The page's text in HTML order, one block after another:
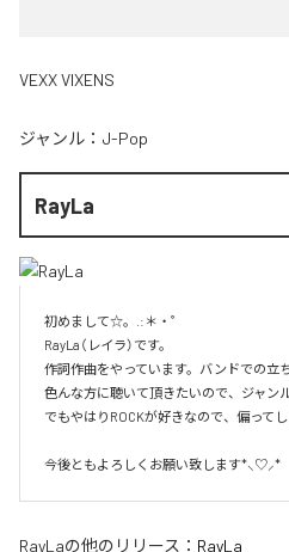
VEXX VIXENS
ジャンル： J-Pop
RayLa
初めまして☆。.:＊・゜
RayLa（レイラ）です。
作詞作曲をやっています。バンドでの立
色んな方に聴いて頂きたいので、ジャン
でもやはりROCKが好きなので、偏って
今後ともよろしくお願い致します*⸜♡⸝*
RayLaの他のリリース： RayLa